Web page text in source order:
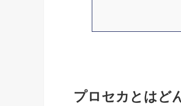
プロセカとはど